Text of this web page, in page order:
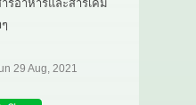
รอาหารและสารเคมี
29 Aug, 2021